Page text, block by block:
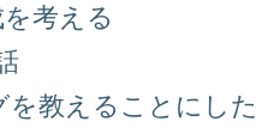
考える
教えることにした